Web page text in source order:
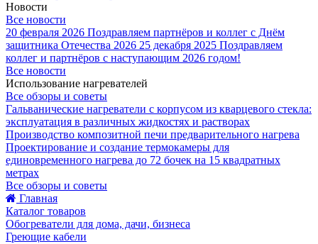
Новости
Все новости
20 февраля 2026 Поздравляем партнёров и коллег с Днём
защитника Отечества 2026 25 декабря 2025 Поздравляем
коллег и партнёров с наступающим 2026 годом!
Все новости
Использование нагревателей
Все обзоры и советы
Гальванические нагреватели с корпусом из кварцевого стекла:
эксплуатация в различных жидкостях и растворах
Производство композитной печи предварительного нагрева
Проектирование и создание термокамеры для
единовременного нагрева до 72 бочек на 15 квадратных
метрах
Все обзоры и советы
Главная
Каталог товаров
Обогреватели для дома, дачи, бизнеса
Греющие кабели